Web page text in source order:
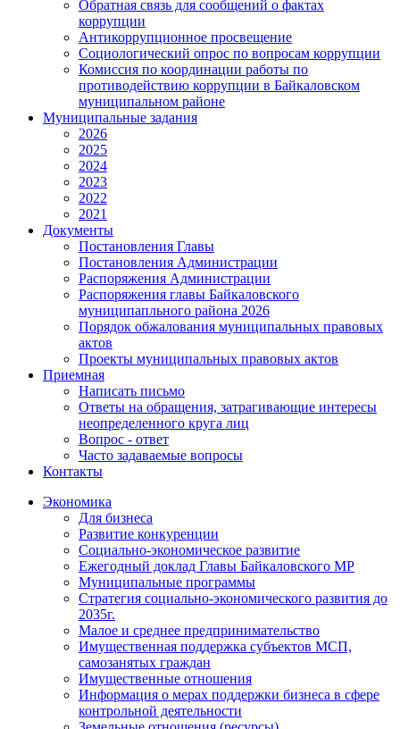
Обратная связь для сообщений о фактах
коррупции
Антикоррупционное просвещение
Социологический опрос по вопросам коррупции
Комиссия по координации работы по
противодействию коррупции в Байкаловском
муниципальном районе
Муниципальные задания
2026
2025
2024
2023
2022
2021
Документы
Постановления Главы
Постановления Администрации
Распоряжения Администрации
Распоряжения главы Байкаловского
муниципапльного района 2026
Порядок обжалования муниципальных правовых
актов
Проекты муниципальных правовых актов
Приемная
Написать письмо
Ответы на обращения, затрагивающие интересы
неопределенного круга лиц
Вопрос - ответ
Часто задаваемые вопросы
Контакты
Экономика
Для бизнеса
Развитие конкуренции
Социально-экономическое развитие
Ежегодный доклад Главы Байкаловского МР
Муниципальные программы
Стратегия социально-экономического развития до
2035г.
Малое и среднее предпринимательство
Имущественная поддержка субъектов МСП,
самозанятых граждан
Имущественные отношения
Информация о мерах поддержки бизнеса в сфере
контрольной деятельности